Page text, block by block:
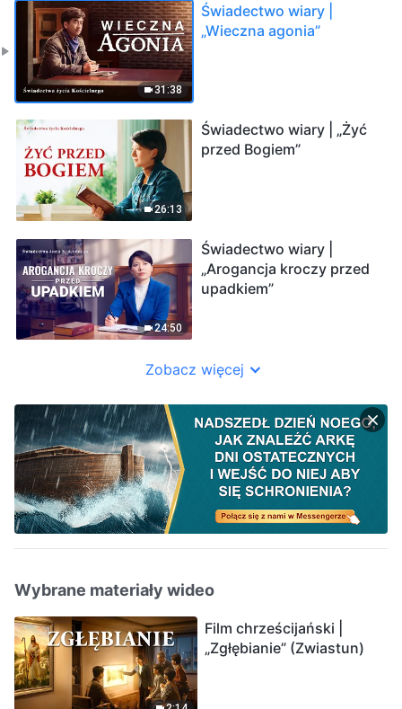
31:38
Świadectwo wiary |
„Wieczna agonia”
26:13
Świadectwo wiary | „Żyć
przed Bogiem”
24:50
Świadectwo wiary |
„Arogancja kroczy przed
upadkiem”
Zobacz więcej
Wybrane materiały wideo
Film chrześcijański |
„Zgłębianie” (Zwiastun)